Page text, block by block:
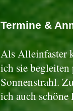
Termine &
Als Alleinfaster
ich sie begleiten
Sonnenstrahl.
ich auch schöne